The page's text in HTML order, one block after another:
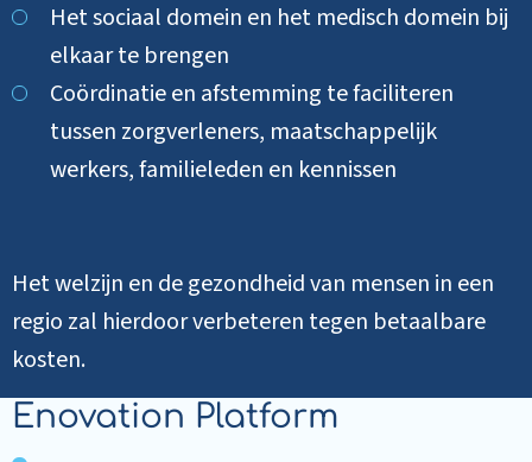
Het sociaal domein en het medisch domein bij
elkaar te brengen
Coördinatie en afstemming te faciliteren
tussen zorgverleners, maatschappelijk
werkers, familieleden en kennissen
Het welzijn en de gezondheid van mensen in een
regio zal hierdoor verbeteren tegen betaalbare
kosten.
Enovation Platform